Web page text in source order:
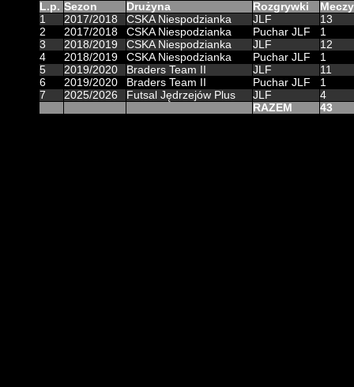
L.p. Sezon Drużyna Rozgrywki
Meczy
1
2017/2018 CSKA Niespodzianka JLF
13
2
2017/2018 CSKA Niespodzianka Puchar JLF
1
3
2018/2019 CSKA Niespodzianka JLF
12
4
2018/2019 CSKA Niespodzianka Puchar JLF
1
5
2019/2020 Braders Team II JLF
11
6
2019/2020 Braders Team II Puchar JLF
1
7
2025/2026 Futsal Jędrzejów Plus JLF
4
RAZEM
43